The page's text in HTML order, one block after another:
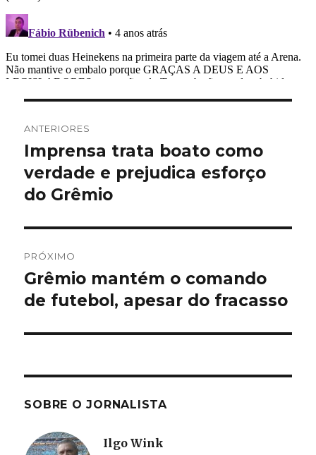
de
Post
ANTERIORES
Post
anterior:
Imprensa trata boato como
verdade e prejudica esforço
do Grêmio
PRÓXIMO
Próximo
post:
Grêmio mantém o comando
de futebol, apesar do fracasso
SOBRE O JORNALISTA
Ilgo Wink